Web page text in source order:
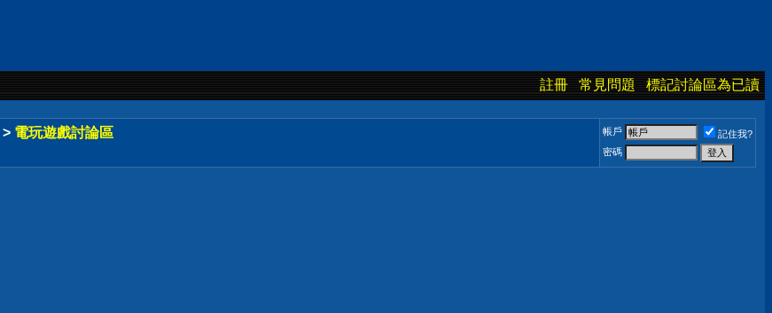
註冊 常見問題 標記討論區為已讀
> 電玩遊戲討論區 帳戶
記住我?
密碼